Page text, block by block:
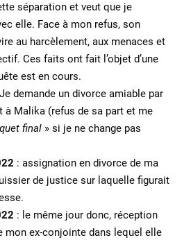
séparation et veut que je
elle. Face à mon refus, son
au harcèlement, aux menaces et
Ces faits ont fait l’objet d’une
est en cours.
demande un divorce amiable par
à Malika (refus de sa part et me
final » si je ne change pas
: assignation en divorce de ma
de justice sur laquelle figurait
: le même jour donc, réception
mon ex-conjointe dans lequel elle